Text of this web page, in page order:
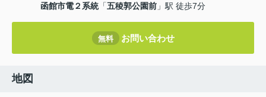
函館市電２系統「五稜郭公園前 」駅 徒歩7分
無料 お問い合わせ
地図